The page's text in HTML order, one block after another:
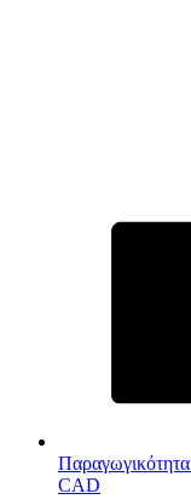
Παραγωγικότητα
CAD